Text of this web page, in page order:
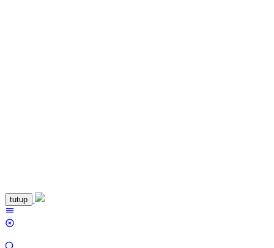
Loncat
ke
konten
tutup